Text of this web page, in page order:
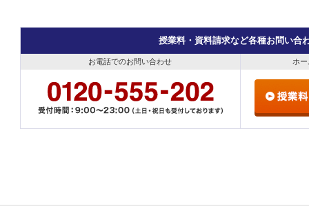
授業料・資料請求など各種お問い合
お電話でのお問い合わせ ホ